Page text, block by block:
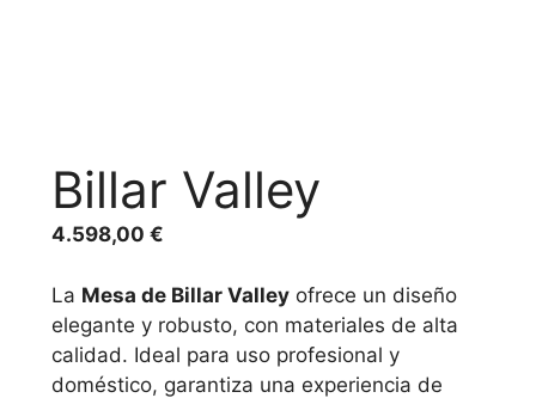
Billar Valley
4.598,00 €
La Mesa de Billar Valleyofrece un diseño
elegante y robusto, con materiales de alta
calidad. Ideal para uso profesional y
doméstico, garantiza una experiencia de